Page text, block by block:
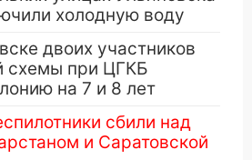
холодную воду
двоих участников
схемы при ЦГКБ
на 7 и 8 лет
сбили над
и Саратовской